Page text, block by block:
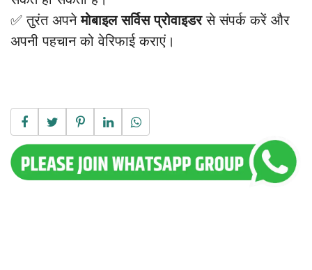
✅ तुरंत अपनेमोबाइल सर्विस प्रोवाइडरसे संपर्क करें और
अपनी पहचान को वेरिफाई कराएं।